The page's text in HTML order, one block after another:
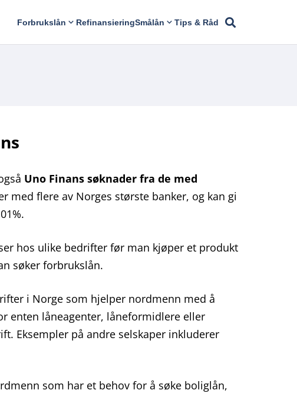
Forbrukslån RefinansieringSmålån Tips & Råd
Uno Finans søknader fra de med
med flere av Norges største banker, og kan gi
hos ulike bedrifter før man kjøper et produkt
søker forbrukslån.
i Norge som hjelper nordmenn med å
enten låneagenter, låneformidlere eller
Eksempler på andre selskaper inkluderer
som har et behov for å søke boliglån,